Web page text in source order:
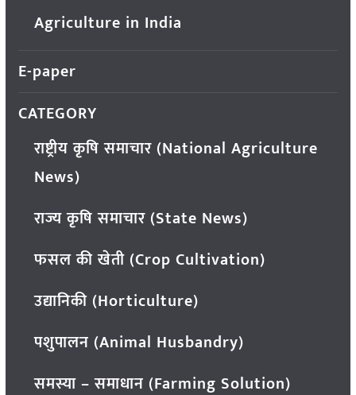
Agriculture in India
E-paper
CATEGORY
राष्ट्रीय कृषि समाचार (National Agriculture
News)
राज्य कृषि समाचार (State News)
फसल की खेती (Crop Cultivation)
उद्यानिकी (Horticulture)
पशुपालन (Animal Husbandry)
समस्या – समाधान (Farming Solution)